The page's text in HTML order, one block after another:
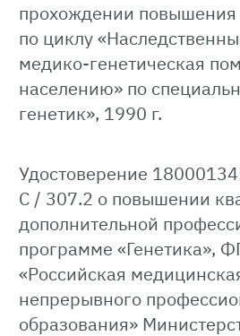
прохождении
по циклу
медико-генетическая
населению» по
генетик», 1990 г.
Удостоверение
С / 307.2 о повышении
дополнительной
программе «Генетика»,
«Российская
непрерывного
образования»